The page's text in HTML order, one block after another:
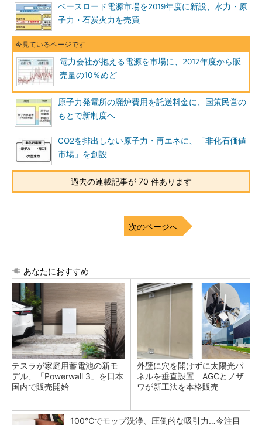
ベースロード電源市場を2019年度に新設、水力・原
子力・石炭火力を売買
電力会社が抱える電源を市場に、2017年度から販
売量の10％めど
原子力発電所の廃炉費用を託送料金に、国策民営の
もとで新制度へ
CO2を排出しない原子力・再エネに、「非化石価値
市場」を創設
過去の連載記事が 70 件あります
次のページへ
あなたにおすすめ
テスラが家庭用蓄電池の新モ
デル、「Powerwall 3」を日本
国内で販売開始
外壁に穴を開けずに太陽光パ
ネルを垂直設置 AGCとノザ
ワが新工法を本格販売
100℃でモップ洗浄、圧倒的な吸引力…今注目